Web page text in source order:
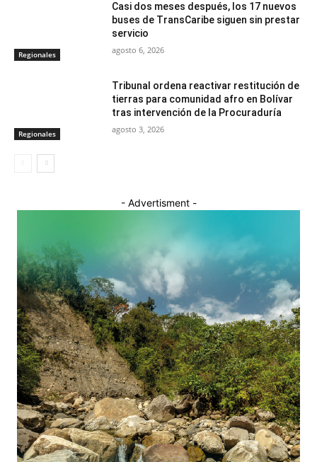
Regionales
Casi dos meses después, los 17 nuevos
buses de TransCaribe siguen sin prestar
servicio
agosto 6, 2026
Regionales
Tribunal ordena reactivar restitución de
tierras para comunidad afro en Bolívar
tras intervención de la Procuraduría
agosto 3, 2026
- Advertisment -